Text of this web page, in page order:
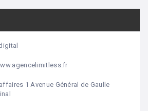
1 Avenue Général de Gaulle